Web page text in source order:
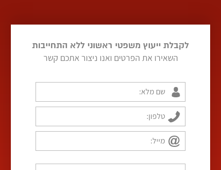
לקבלת ייעוץ משפטי ראשוני ללא התחייבות
השאירו את הפרטים ואנו ניצור אתכם קשר